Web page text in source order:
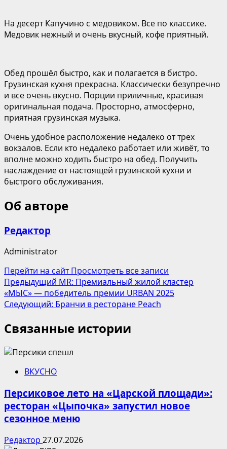
На десерт Капучино с медовиком. Все по классике.
Медовик нежный и очень вкусный, кофе приятный.
Обед прошёл быстро, как и полагается в бистро.
Грузинская кухня прекрасна. Классически безупречно
и все очень вкусно. Порции приличные, красивая
оригинальная подача. Просторно, атмосферно,
приятная грузинская музыка.
Очень удобное расположение недалеко от трех
вокзалов. Если кто недалеко работает или живёт, то
вполне можно ходить быстро на обед. Получить
наслаждение от настоящей грузинской кухни и
быстрого обслуживания.
Об авторе
Редактор
Administrator
Перейти на сайтПросмотреть все записи
Навигация
записи
Предыдущий MR: Премиальный жилой кластер
«МЫС» — победитель премии URBAN 2025
Следующий: Бранчи в ресторане Peach
Связанные истории
ВКУСНО
Персиковое лето на «Царской площади»:
ресторан «Цыпочка» запустил новое
сезонное меню
Редактор 27.07.2026